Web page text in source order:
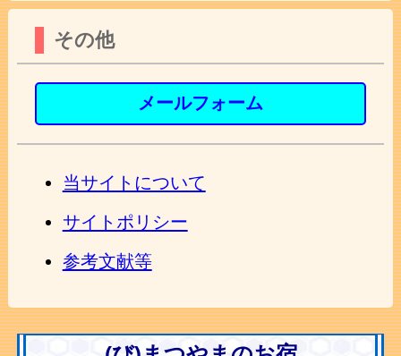
その他
メールフォーム
当サイトについて
サイトポリシー
参考文献等